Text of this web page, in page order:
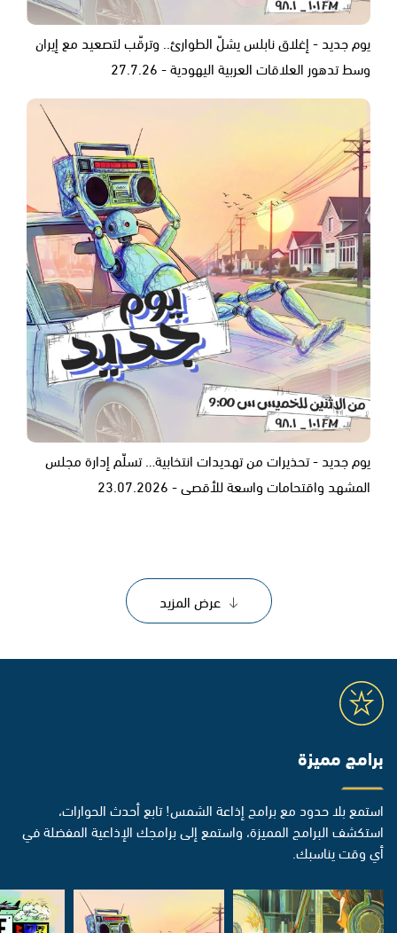
يوم جديد - إغلاق نابلس يشلّ الطوارئ.. وترقّب لتصعيد مع إيران
وسط تدهور العلاقات العربية اليهودية - 27.7.26
يوم جديد - تحذيرات من تهديدات انتخابية… تسلّم إدارة مجلس
المشهد واقتحامات واسعة للأقصى - 23.07.2026
عرض المزيد
برامج مميزة
استمع بلا حدود مع برامج إذاعة الشمس! تابع أحدث الحوارات،
استكشف البرامج المميزة، واستمع إلى برامجك الإذاعية المفضلة في
أي وقت يناسبك.